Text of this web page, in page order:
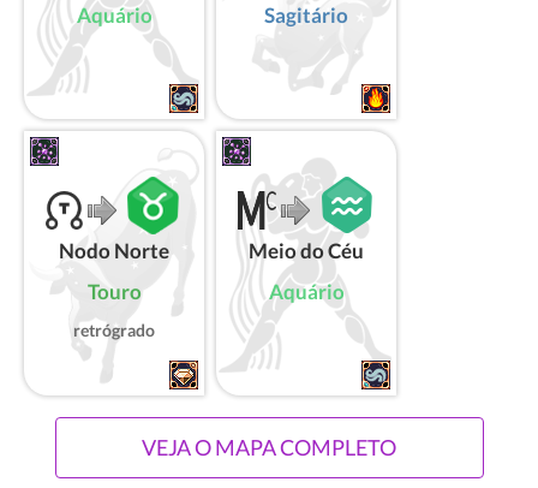
Aquário
Sagitário
Nodo Norte
Touro
retrógrado
Meio do Céu
Aquário
VEJA O MAPA COMPLETO